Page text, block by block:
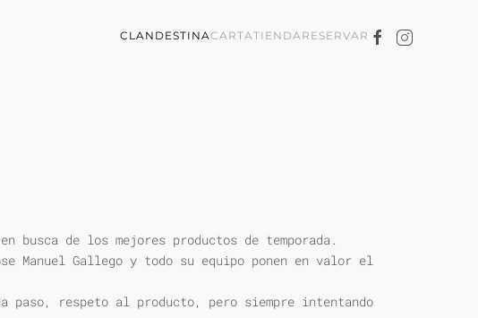
CLANDESTINACARTATIENDARESERVAR
busca de los mejores productos de temporada.
Manuel Gallego y todo su equipo ponen en valor el
paso, respeto al producto, pero siempre intentando